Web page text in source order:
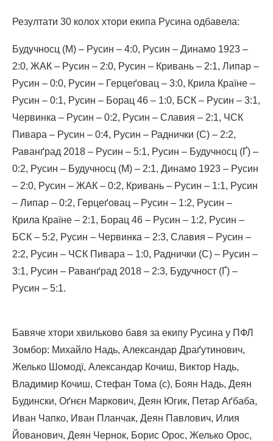
Резултати 30 колох хтори екипа Русина одбавела:
Будучносц (М) – Русин – 4:0, Русин – Динамо 1923 –
2:0, ЖАК – Русин – 2:0, Русин – Кривань – 2:1, Липар –
Русин – 0:0, Русин – Герцеґовац – 3:0, Крила Країне –
Русин – 0:1, Русин – Борац 46 – 1:0, БСК – Русин – 3:1,
Червинка – Русин – 0:2, Русин – Славия – 2:1, ЧСК
Пивара – Русин – 0:4, Русин – Раднички (С) – 2:2,
Раванґрад 2018 – Русин – 5:1, Русин – Будучносц (Ґ) –
0:2, Русин – Будучносц (М) – 2:1, Динамо 1923 – Русин
– 2:0, Русин – ЖАК – 0:2, Кривань – Русин – 1:1, Русин
– Липар – 0:2, Герцеґовац – Русин – 1:2, Русин –
Крила Країне – 2:1, Борац 46 – Русин – 1:2, Русин –
БСК – 5:2, Русин – Червинка – 2:3, Славия – Русин –
2:2, Русин – ЧСК Пивара – 1:0, Раднички (С) – Русин –
3:1, Русин – Раванґрад 2018 – 2:3, Будучност (Ґ) –
Русин – 5:1.
Бавяче хтори хвильково бавя за екипу Русина у ПФЛ
Зомбор: Михайло Надь, Александар Драґутинович,
Желько Шомодї, Александар Кочиш, Виктор Надь,
Владимир Кочиш, Стефан Тома (c), Боян Надь, Деян
Будински, Оґнєн Маркович, Деян Югик, Петар Аґбаба,
Иван Чапко, Иван Планчак, Деян Павлович, Илия
Йованович, Деян Чернок, Борис Орос, Желько Орос,